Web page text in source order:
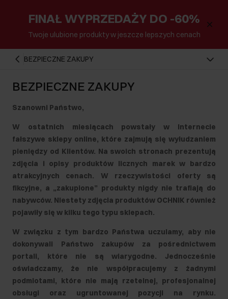
FINAŁ WYPRZEDAŻY DO -60%
Twoje ulubione produkty w jeszcze lepszych cenach
BEZPIECZNE ZAKUPY
BEZPIECZNE ZAKUPY
Szanowni Państwo,
W ostatnich miesiącach powstały w Internecie
fałszywe sklepy online, które zajmują się wyłudzaniem
pieniędzy od Klientów. Na swoich stronach prezentują
zdjęcia i opisy produktów licznych marek w bardzo
atrakcyjnych cenach. W rzeczywistości oferty są
fikcyjne, a „zakupione” produkty nigdy nie trafiają do
nabywców. Niestety zdjęcia produktów OCHNIK również
pojawiły się w kilku tego typu sklepach.
W związku z tym bardzo Państwa uczulamy, aby nie
dokonywali Państwo zakupów za pośrednictwem
portali, które nie są wiarygodne. Jednocześnie
oświadczamy, że nie współpracujemy z żadnymi
podmiotami, które nie mają rzetelnej, profesjonalnej
obsługi oraz ugruntowanej pozycji na rynku.